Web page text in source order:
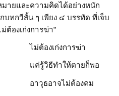
ายและความคิดได้อย่างหนัก
ทกวีสั้น ๆ เพียง ๔ บรรทัด ที่เจ็บ
ต้องเก่งการฆ่า”
การฆ่า
ห้ตายก็พอ
ม่ต้องคม